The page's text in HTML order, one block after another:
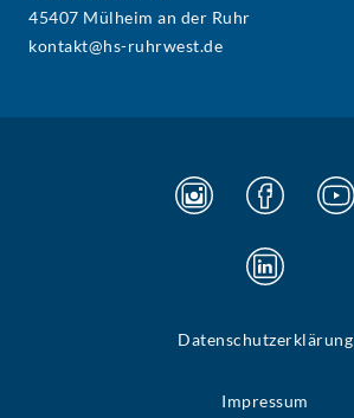
45407 Mülheim an der Ruhr
kontakt@hs-ruhrwest.de
Datenschutzerklärung
Impressum